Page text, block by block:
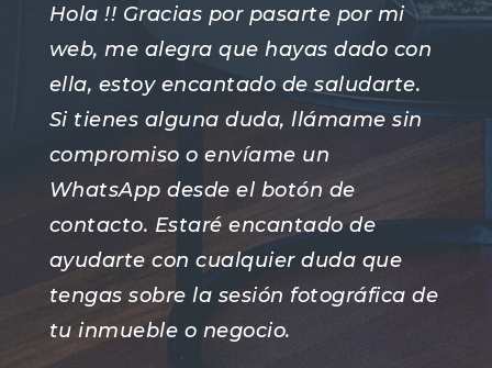
Hola !! Gracias por pasarte por mi
web, me alegra que hayas dado con
ella, estoy encantado de saludarte.
Si tienes alguna duda, llámame sin
compromiso o envíame un
WhatsApp desde el botón de
contacto. Estaré encantado de
ayudarte con cualquier duda que
tengas sobre la sesión fotográfica de
tu inmueble o negocio.